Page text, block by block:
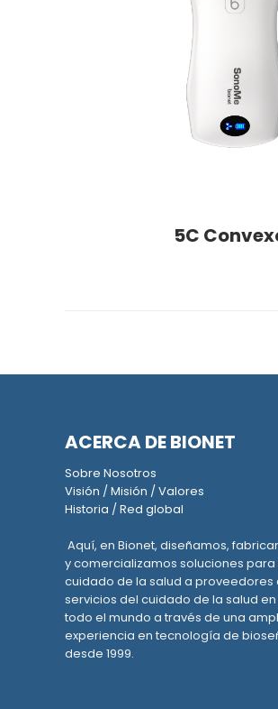
5C
ACERCA DE BIONET
Sobre Nosotros
Visión /Misión /Valores
Historia /Red global
Aquí, en Bionet, diseñamos,
y comercializamos soluciones para
cuidado de la salud a proveedores
servicios del cuidado de la salud en
todo el mundo a través de una
experiencia en tecnología de
desde 1999.